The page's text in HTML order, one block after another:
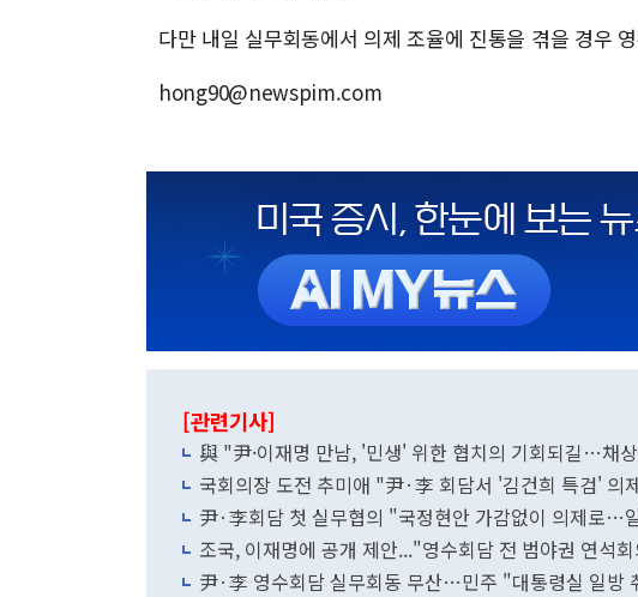
다만 내일 실무회동에서 의제 조율에 진통을 겪을 경우
hong90@newspim.com
[관련기사]
與 "尹·이재명 만남, '민생' 위한 협치의 기회되길…채
국회의장 도전 추미애 "尹·李 회담서 '김건희 특검' 의
尹·李회담 첫 실무협의 "국정현안 가감없이 의제로…
조국, 이재명에 공개 제안..."영수회담 전 범야권 연석
尹·李 영수회담 실무회동 무산…민주 "대통령실 일방